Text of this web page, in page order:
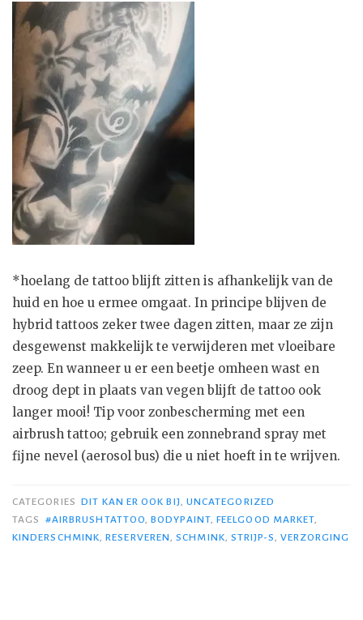
*hoelang de tattoo blijft zitten is afhankelijk van de
huid en hoe u ermee omgaat. In principe blijven de
hybrid tattoos zeker twee dagen zitten, maar ze zijn
desgewenst makkelijk te verwijderen met vloeibare
zeep. En wanneer u er een beetje omheen wast en
droog dept in plaats van vegen blijft de tattoo ook
langer mooi! Tip voor zonbescherming met een
airbrush tattoo; gebruik een zonnebrand spray met
fijne nevel (aerosol bus) die u niet hoeft in te wrijven.
CATEGORIES DIT KAN ER OOK BIJ, UNCATEGORIZED
TAGS
#AIRBRUSHTATTOO,BODYPAINT,FEELGOOD MARKET,
KINDERSCHMINK,RESERVEREN,SCHMINK, STRIJP-S, VERZORGING